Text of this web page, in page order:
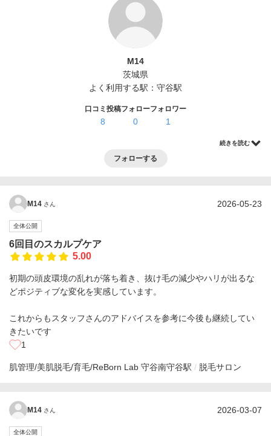
M14
茨城県
よく利用する駅： 守谷駅
口コミ投稿
8
フォロー
0
フォロワー
1
続きを読む
フォローする
M14 さん 2026-05-23
全体公開
6回目のスカルプケア
5.00
初期の頭皮環境の乱れが落ち着き、抜け毛の減少やハリが出るな
どポジティブな変化を実感しています。
これからもスタッフさんのアドバイスを参考に今後も継続してい
きたいです
1
肌管理/美肌脱毛/育毛/ReBorn Lab 守谷南守谷駅 脱毛サロン
M14 さん 2026-03-07
全体公開